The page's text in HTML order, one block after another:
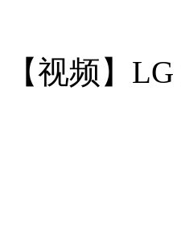
【视频】